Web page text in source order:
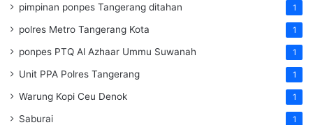
pimpinan ponpes Tangerang ditahan 1
polres Metro Tangerang Kota 1
ponpes PTQ Al Azhaar Ummu Suwanah 1
Unit PPA Polres Tangerang 1
Warung Kopi Ceu Denok 1
Saburai 1